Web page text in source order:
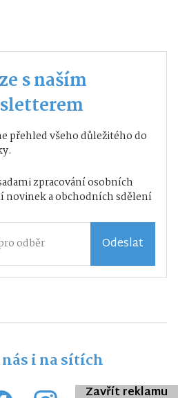
s naším
přehled všeho důležitého do
zpracování osobních
novinek a obchodních sdělení
Odeslat
i na sítích
Zavřít reklamu